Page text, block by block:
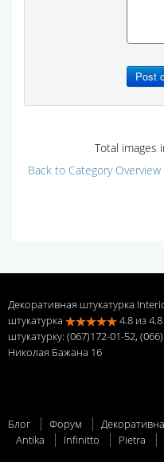
Total images
Back to Category Overview
Декоративная штукатурка
штукатурка
4.8 из4.8
штукатурку: (067)172-01-52,
Николая Бажана 16
Блог Форум
Antika
Infinitto Pietra